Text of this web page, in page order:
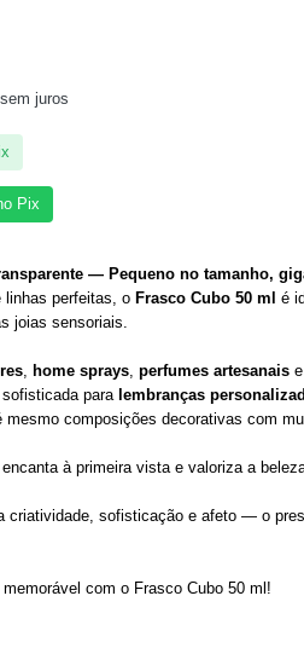
sem juros
Pix
— Pequeno no tamanho,
linhas perfeitas, o Frasco Cubo 50 ml é
joias sensoriais.
, home sprays, perfumes artesanaise
para lembranças
composições decorativas com
à primeira vista e valoriza a
criatividade, sofisticação e afeto — o
com o Frasco Cubo 50 ml!